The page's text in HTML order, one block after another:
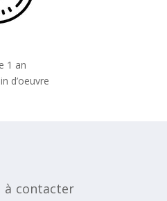
1 an
d’oeuvre
à contacter